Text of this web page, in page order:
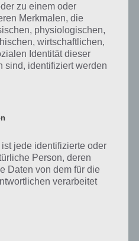
für dich, die vor allem für den
diese zwar auch in den oberen
dem Panacea-Sammler ist
um nicht unnötig Geld für die
zu müssen. Platziere die
am Rand und so, dass
nicht mehr.
diese keine positiven
zu einem oder
Merkmalen, die
physiologischen,
wirtschaftlichen,
Identität dieser
sind, identifiziert werden
jede identifizierte oder
Person, deren
Daten von dem für die
verarbeitet